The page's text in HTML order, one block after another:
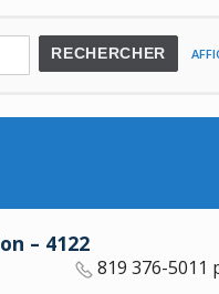
RECHERCHER
– 4122
819 376-5011